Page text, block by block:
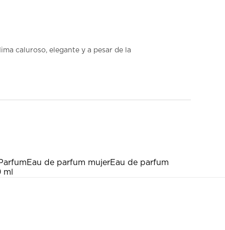
caluroso, elegante y a pesar de la
Eau de parfum mujerEau de parfum
ml